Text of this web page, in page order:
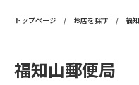
トップページ / お店を探す / 福
福知山郵便局